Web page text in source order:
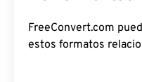
FreeConvert.com
estos formatos